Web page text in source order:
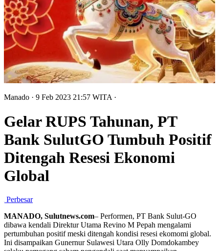
Manado · 9 Feb 2023 21:57 WITA ·
Gelar RUPS Tahunan, PT
Bank SulutGO Tumbuh Positif
Ditengah Resesi Ekonomi
Global
Perbesar
MANADO, Sulutnews.com– Performen, PT Bank Sulut-GO
dibawa kendali Direktur Utama Revino M Pepah mengalami
pertumbuhan positif meski ditengah kondisi resesi ekomomi global.
Ini disampaikan Gunernur Sulawesi Utara Olly Domdokambey